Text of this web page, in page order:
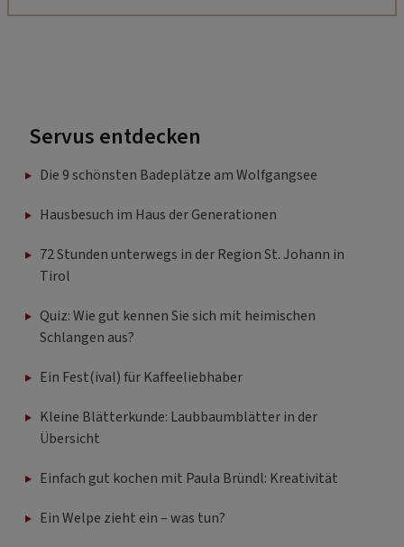
Servus entdecken
Die 9 schönsten Badeplätze am Wolfgangsee
Hausbesuch im Haus der Generationen
72 Stunden unterwegs in der Region St. Johann in
Tirol
Quiz: Wie gut kennen Sie sich mit heimischen
Schlangen aus?
Ein Fest(ival) für Kaffeeliebhaber
Kleine Blätterkunde: Laubbaumblätter in der
Übersicht
Einfach gut kochen mit Paula Bründl: Kreativität
Ein Welpe zieht ein – was tun?